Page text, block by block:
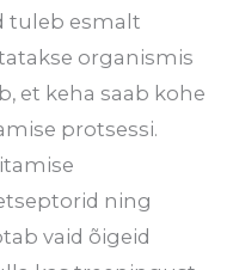
tuleb esmalt
organismis
et keha saab kohe
protsessi.
ning
vaid õigeid